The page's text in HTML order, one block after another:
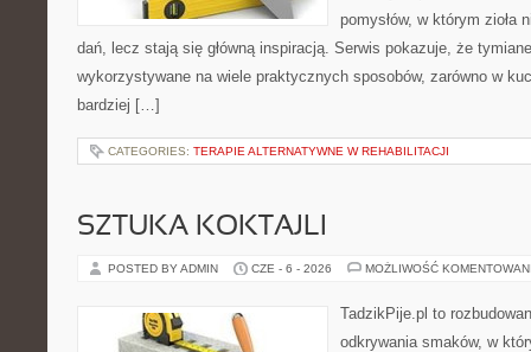
pomysłów, w którym zioła
dań, lecz stają się główną inspiracją. Serwis pokazuje, że
wykorzystywane na wiele praktycznych sposobów, zarówno w
bardziej […]
CATEGORIES: TERAPIE ALTERNATYWNE W REHABILITACJI
SZTUKA KOKTAJLI
POSTED BY ADMIN CZE - 6 - 2026 MOŻLIWOŚĆ
TadzikPije.pl to
odkrywania smaków, w